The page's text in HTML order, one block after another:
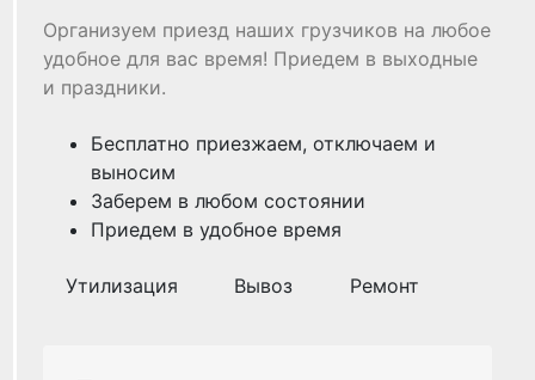
Организуем приезд наших грузчиков на любое
удобное для вас время! Приедем в выходные
и праздники.
Бесплатно приезжаем, отключаем и
выносим
Заберем в любом состоянии
Приедем в удобное время
Утилизация Вывоз Ремонт